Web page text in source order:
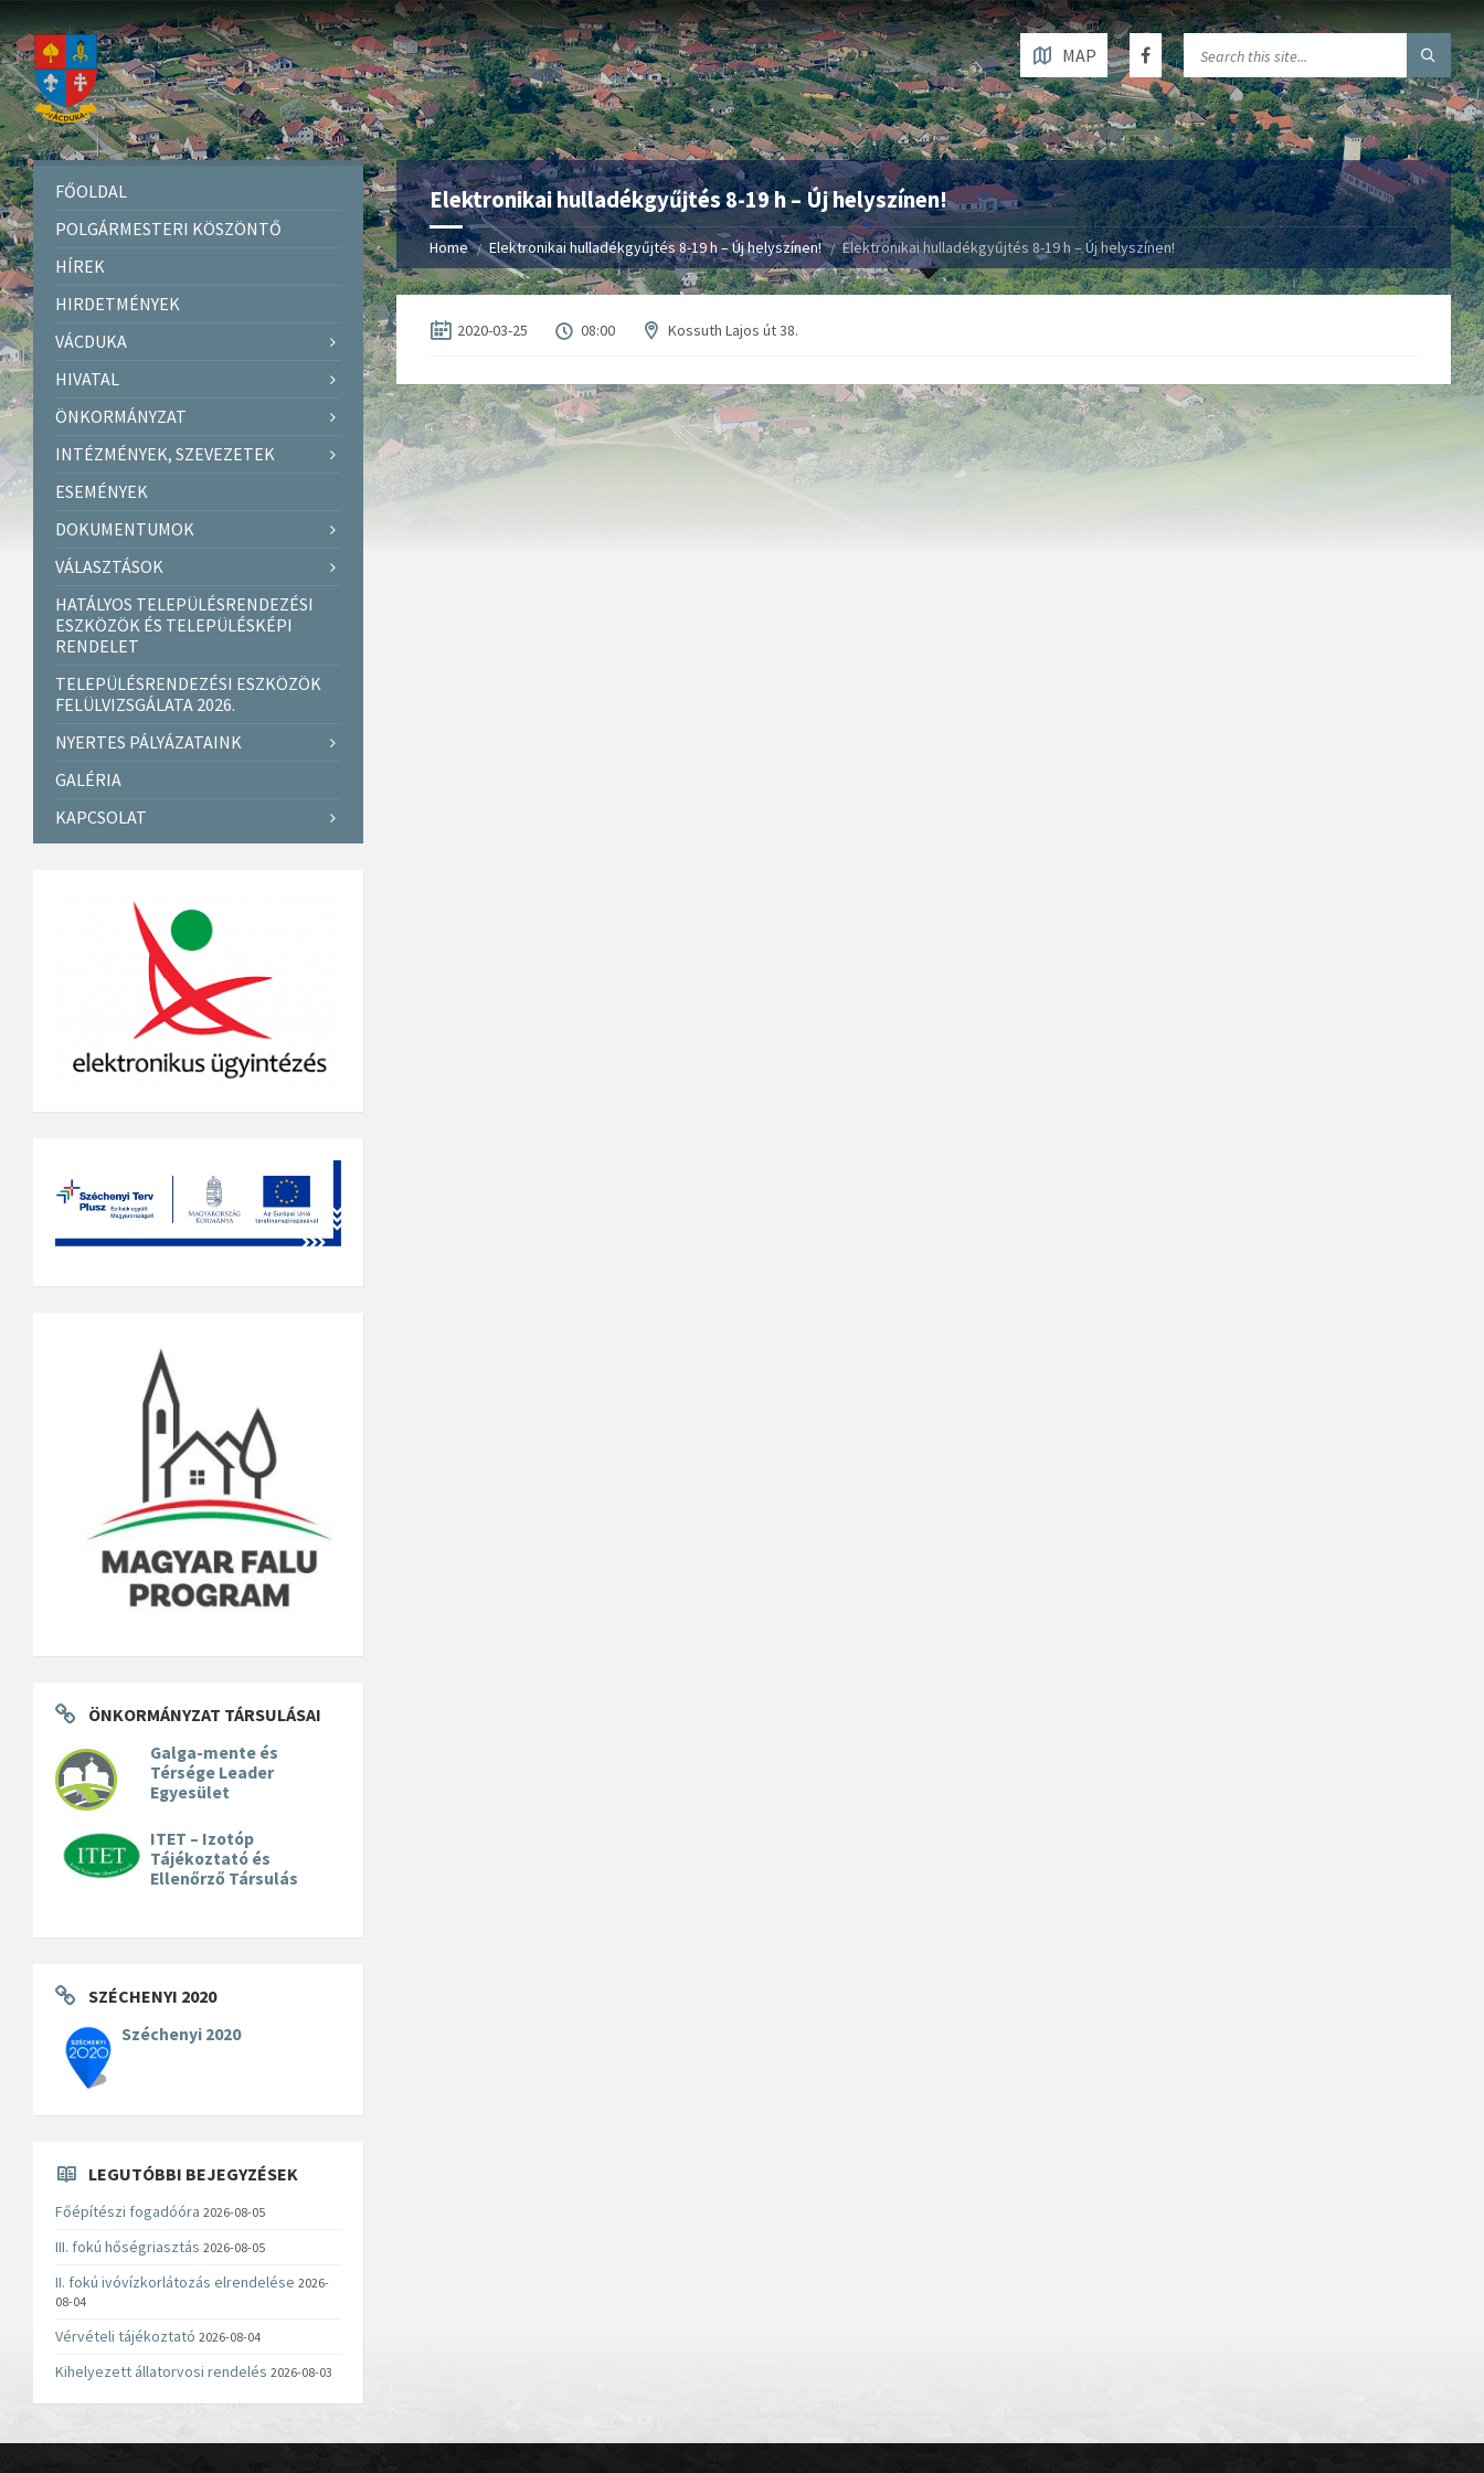
MAP
Elektronikai hulladékgyűjtés 8-19 h – Új helyszínen!
Home Elektronikai hulladékgyűjtés 8-19 h – Új helyszínen! Elektronikai hulladékgyűjtés 8-19 h – Új helyszínen!
2020-03-25 08:00 Kossuth Lajos út 38.
FŐOLDAL
POLGÁRMESTERI KÖSZÖNTŐ
HÍREK
HIRDETMÉNYEK
VÁCDUKA
HIVATAL
ÖNKORMÁNYZAT
INTÉZMÉNYEK, SZEVEZETEK
ESEMÉNYEK
DOKUMENTUMOK
VÁLASZTÁSOK
HATÁLYOS TELEPÜLÉSRENDEZÉSI
ESZKÖZÖK ÉS TELEPÜLÉSKÉPI
RENDELET
TELEPÜLÉSRENDEZÉSI ESZKÖZÖK
FELÜLVIZSGÁLATA 2026.
NYERTES PÁLYÁZATAINK
GALÉRIA
KAPCSOLAT
ÖNKORMÁNYZAT TÁRSULÁSAI
Galga-mente és
Térsége Leader
Egyesület
ITET – Izotóp
Tájékoztató és
Ellenőrző Társulás
SZÉCHENYI 2020
Széchenyi 2020
LEGUTÓBBI BEJEGYZÉSEK
Főépítészi fogadóóra 2026-08-05
III. fokú hőségriasztás 2026-08-05
II. fokú ivóvízkorlátozás elrendelése 2026-
08-04
Vérvételi tájékoztató 2026-08-04
Kihelyezett állatorvosi rendelés 2026-08-03